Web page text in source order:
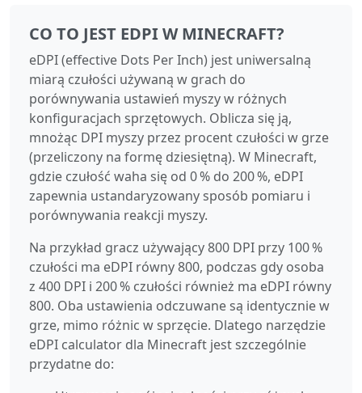
CO TO JEST EDPI W MINECRAFT?
eDPI (effective Dots Per Inch) jest uniwersalną
miarą czułości używaną w grach do
porównywania ustawień myszy w różnych
konfiguracjach sprzętowych. Oblicza się ją,
mnożąc DPI myszy przez procent czułości w grze
(przeliczony na formę dziesiętną). W Minecraft,
gdzie czułość waha się od 0 % do 200 %, eDPI
zapewnia ustandaryzowany sposób pomiaru i
porównywania reakcji myszy.
Na przykład gracz używający 800 DPI przy 100 %
czułości ma eDPI równy 800, podczas gdy osoba
z 400 DPI i 200 % czułości również ma eDPI równy
800. Oba ustawienia odczuwane są identycznie w
grze, mimo różnic w sprzęcie. Dlatego narzędzie
eDPI calculator dla Minecraft jest szczególnie
przydatne do: